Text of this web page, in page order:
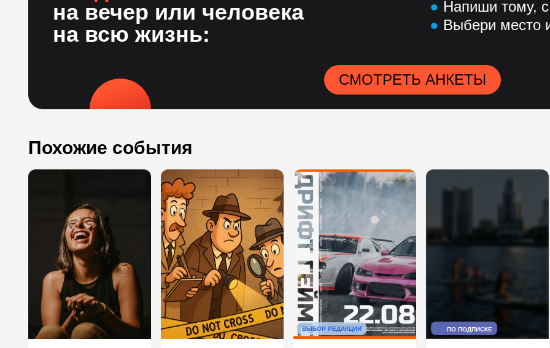
на вечер или человека
на всю жизнь:
● Напиши тому,
● Выбери место
СМОТРЕТЬ АНКЕТЫ
Похожие события
ВЫБОР РЕДАКЦИИ ПО ПОДПИСКЕ